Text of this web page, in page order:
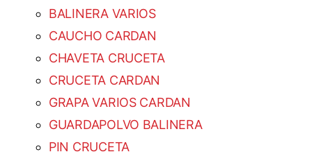
BALINERA VARIOS
CAUCHO CARDAN
CHAVETA CRUCETA
CRUCETA CARDAN
GRAPA VARIOS CARDAN
GUARDAPOLVO BALINERA
PIN CRUCETA